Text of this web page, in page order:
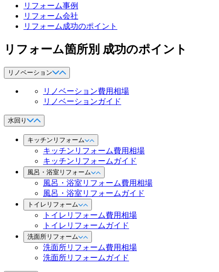
リフォーム事例
リフォーム会社
リフォーム成功のポイント
リフォーム箇所別 成功のポイント
リノベーション
リノベーション費用相場
リノベーションガイド
水回り
キッチンリフォーム
キッチンリフォーム費用相場
キッチンリフォームガイド
風呂・浴室リフォーム
風呂・浴室リフォーム費用相場
風呂・浴室リフォームガイド
トイレリフォーム
トイレリフォーム費用相場
トイレリフォームガイド
洗面所リフォーム
洗面所リフォーム費用相場
洗面所リフォームガイド